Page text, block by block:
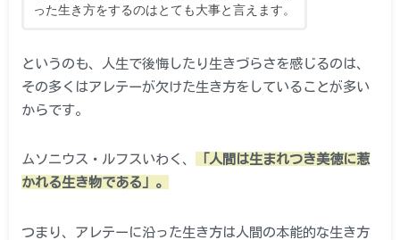
った生き方をするのはとても大事と言えます。
というのも、人生で後悔したり生きづらさを感じるのは、
その多くはアレテーが欠けた生き方をしていることが多い
からです。
ムソニウス・ルフスいわく、
「人間は生まれつき美徳に惹
かれる生き物である」。
つまり、アレテーに沿った生き方は人間の本能的な生き方